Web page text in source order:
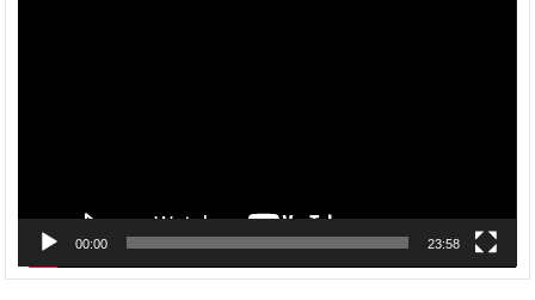
00:00 23:58